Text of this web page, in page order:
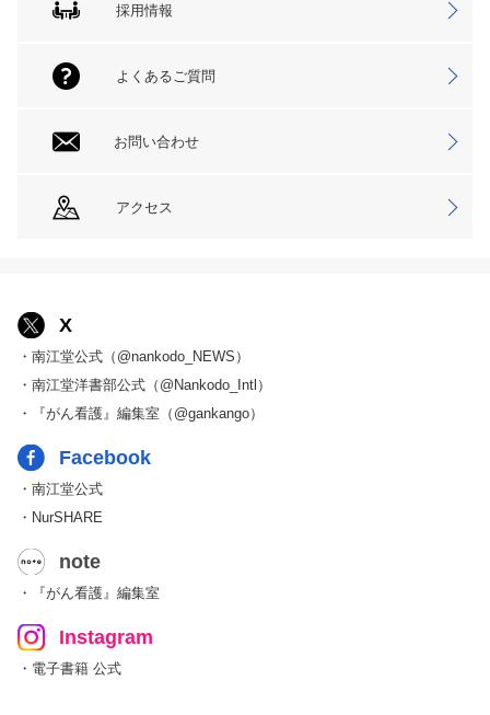
採用情報
よくあるご質問
お問い合わせ
アクセス
X
・南江堂公式（@nankodo_NEWS）
・南江堂洋書部公式（@Nankodo_Intl）
・『がん看護』編集室（@gankango）
Facebook
・南江堂公式
・NurSHARE
note
・『がん看護』編集室
Instagram
・電子書籍 公式